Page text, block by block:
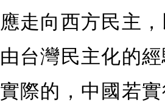
應走向西方民主
由台灣民主化的
實際的，中國若